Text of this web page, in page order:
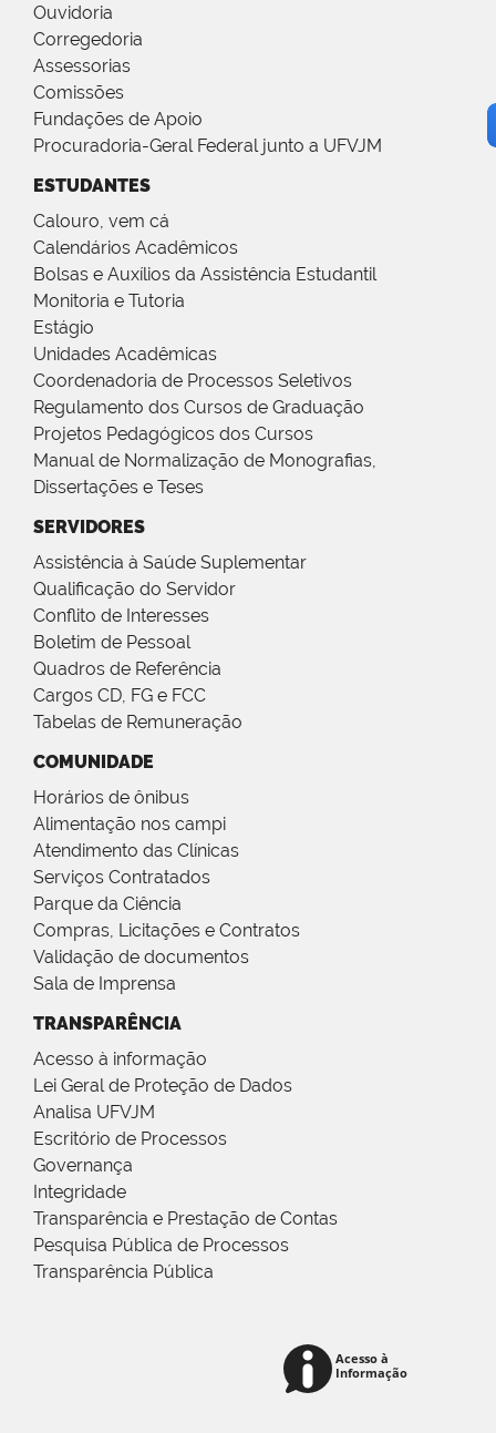
Ouvidoria
Corregedoria
Assessorias
Comissões
Fundações de Apoio
Procuradoria-Geral Federal junto a UFVJM
ESTUDANTES
Calouro, vem cá
Calendários Acadêmicos
Bolsas e Auxílios da Assistência Estudantil
Monitoria e Tutoria
Estágio
Unidades Acadêmicas
Coordenadoria de Processos Seletivos
Regulamento dos Cursos de Graduação
Projetos Pedagógicos dos Cursos
Manual de Normalização de Monografias,
Dissertações e Teses
SERVIDORES
Assistência à Saúde Suplementar
Qualificação do Servidor
Conflito de Interesses
Boletim de Pessoal
Quadros de Referência
Cargos CD, FG e FCC
Tabelas de Remuneração
COMUNIDADE
Horários de ônibus
Alimentação nos campi
Atendimento das Clínicas
Serviços Contratados
Parque da Ciência
Compras, Licitações e Contratos
Validação de documentos
Sala de Imprensa
TRANSPARÊNCIA
Acesso à informação
Lei Geral de Proteção de Dados
Analisa UFVJM
Escritório de Processos
Governança
Integridade
Transparência e Prestação de Contas
Pesquisa Pública de Processos
Transparência Pública